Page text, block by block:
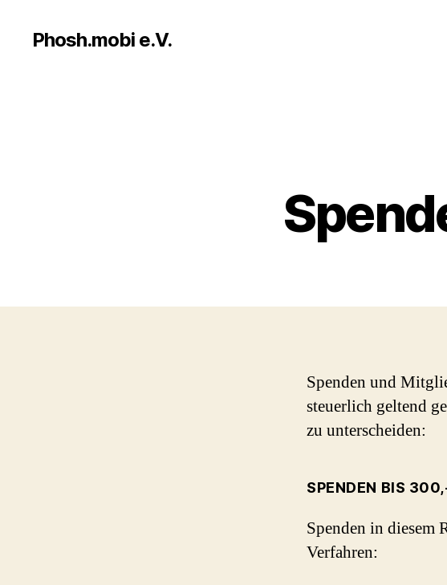
Phosh.mobi e.V.
Spenden und
steuerlich geltend
zu unterscheiden:
SPENDEN BIS
Spenden in diesem
Verfahren: